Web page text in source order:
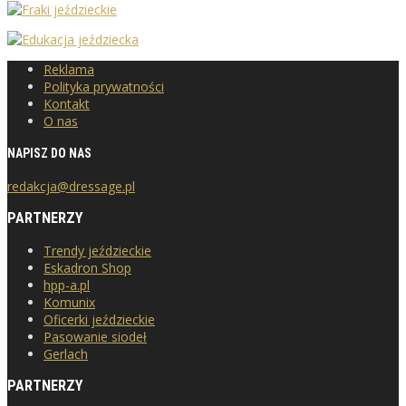
Reklama
Polityka prywatności
Kontakt
O nas
NAPISZ DO NAS
redakcja@dressage.pl
PARTNERZY
Trendy jeździeckie
Eskadron Shop
hpp-a.pl
Komunix
Oficerki jeździeckie
Pasowanie siodeł
Gerlach
PARTNERZY